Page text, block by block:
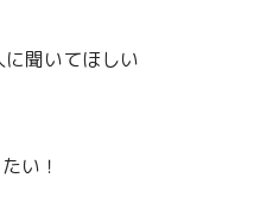
に聞いてほしい
い！